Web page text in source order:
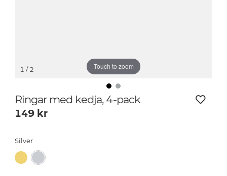
Touch to zoom
1 / 2
Ringar med kedja, 4-pack
149 kr
Silver